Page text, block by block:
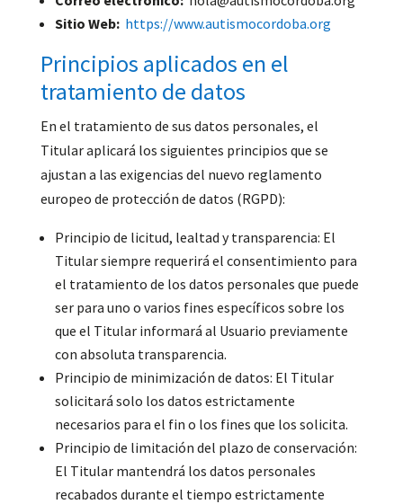
Sitio Web: https://www.autismocordoba.org
Principios aplicados en el
tratamiento de datos
En el tratamiento de sus datos personales, el
Titular aplicará los siguientes principios que se
ajustan a las exigencias del nuevo reglamento
europeo de protección de datos (RGPD):
Principio de licitud, lealtad y transparencia: El
Titular siempre requerirá el consentimiento para
el tratamiento de los datos personales que puede
ser para uno o varios fines específicos sobre los
que el Titular informará al Usuario previamente
con absoluta transparencia.
Principio de minimización de datos: El Titular
solicitará solo los datos estrictamente
necesarios para el fin o los fines que los solicita.
Principio de limitación del plazo de conservación:
El Titular mantendrá los datos personales
recabados durante el tiempo estrictamente